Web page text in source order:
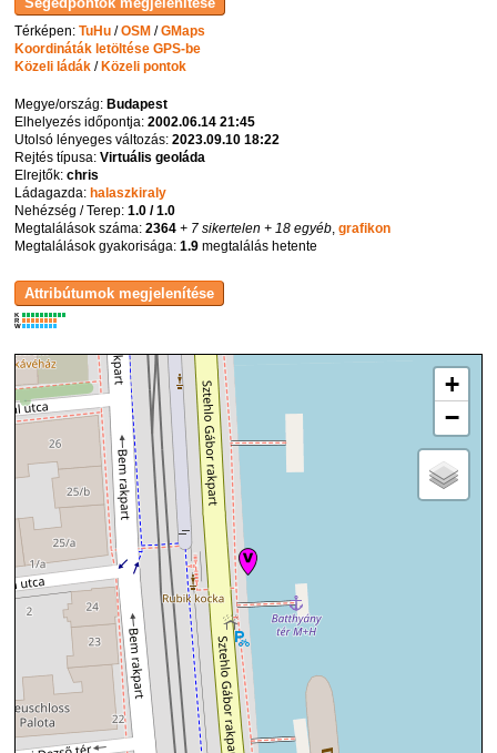
Térképen:TuHu /OSM /GMaps
Koordináták letöltése GPS-be
Közeli ládák /Közeli pontok
Megye/ország:Budapest
Elhelyezés időpontja:2002.06.14 21:45
Utolsó lényeges változás:2023.09.10 18:22
Rejtés típusa:Virtuális geoláda
Elrejtők:chris
Ládagazda:halaszkiraly
Nehézség / Terep:1.0 / 1.0
Megtalálások száma:2364 + 7 sikertelen + 18 egyéb ,grafikon
Megtalálások gyakorisága:1.9 megtalálás hetente
K
R
W
+
−